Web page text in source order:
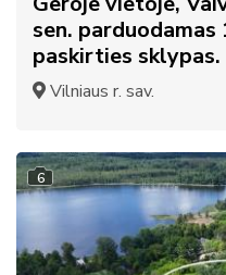
sen. parduodamas
paskirties sklypas.
Vilniaus r. sav.
6